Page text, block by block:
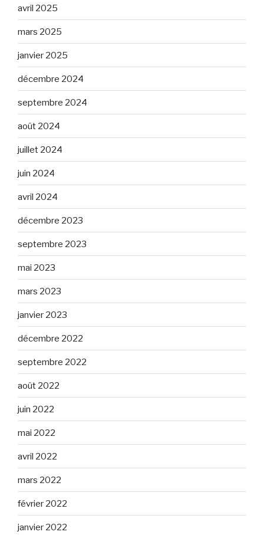
avril 2025
mars 2025
janvier 2025
décembre 2024
septembre 2024
août 2024
juillet 2024
juin 2024
avril 2024
décembre 2023
septembre 2023
mai 2023
mars 2023
janvier 2023
décembre 2022
septembre 2022
août 2022
juin 2022
mai 2022
avril 2022
mars 2022
février 2022
janvier 2022